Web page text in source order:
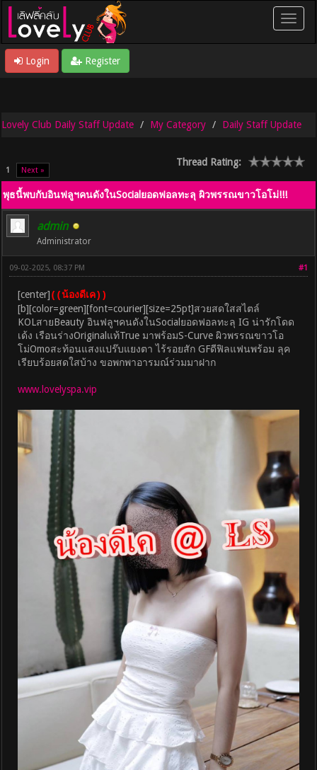
Login Register
Lovely Club Daily Staff Update My Category Daily Staff Update
1 Next »
Thread Rating:
พุธนี้พบกับอินฟลูฯคนดังในSocialยอดฟอลทะลุ ผิวพรรณขาวโอโม่!!!
admin
Administrator
#1
09-02-2025, 08:37 PM
[center]((น้องดีเค))
[b][color=green][font=courier][size=25pt]สวยสดใสสไตล์
KOLสายBeauty อินฟลูฯคนดังในSocialยอดฟอลทะลุ IG น่ารักโดด
เด้ง เรือนร่างOriginalแท้True มาพร้อมS-Curve ผิวพรรณขาวโอ
โม่Omoสะท้อนแสงแปร๊บแยงตา ไร้รอยสัก GFดีฟิลแฟนพร้อม ลุค
เรียบร้อยสดใสบ้าง ขอพกพาอารมณ์ร่วมมาฝาก
www.lovelyspa.vip